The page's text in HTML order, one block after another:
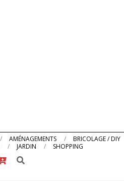
AMÉNAGEMENTS
BRICOLAGE / DIY
JARDIN
SHOPPING
Search